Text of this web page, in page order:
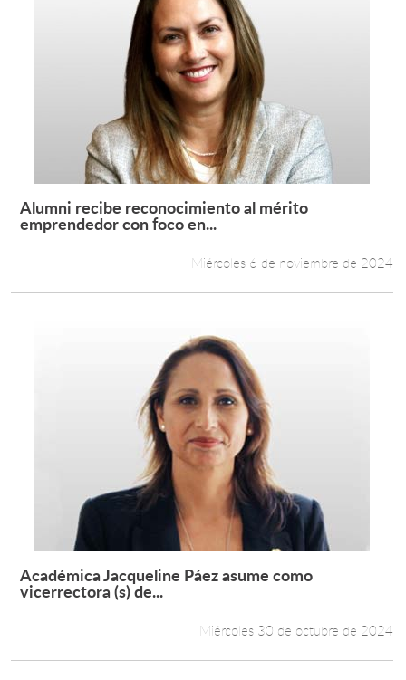
Leer más +
Alumni recibe reconocimiento al mérito
emprendedor con foco en...
Miércoles 6 de noviembre de 2024
Leer más +
Académica Jacqueline Páez asume como
vicerrectora (s) de...
Miércoles 30 de octubre de 2024